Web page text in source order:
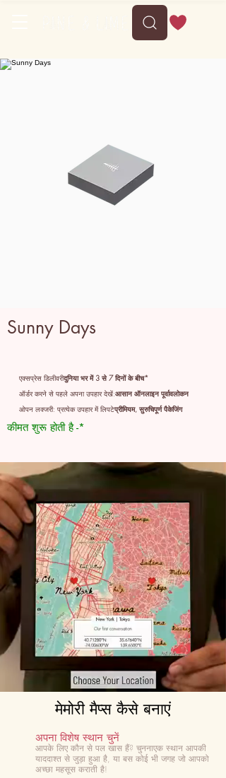
Sunny Days
एक्सप्रेस डिलीवरीदुनिया भर में 3 से 7 दिनों के बीच*
ऑर्डर करने से पहले अपना उपहार देखें:आसान ऑनलाइन पूर्वावलोकन
ओपन लक्जरी: प्रत्येक उपहार में लिपटेप्रीमियम, सुरुचिपूर्ण पैकेजिंग
कीमत शुरू होती है -*
मेमोरी मैप्स कैसे बनाएं
अपना विशेष स्थान चुनें
आपके लिए कौन से पल खास हैं? चुननाएक स्थान आपकी
याददाश्त से जुड़ा हुआ है, या बस कोई भी जगह जो आपको
अच्छा महसूस कराती है!